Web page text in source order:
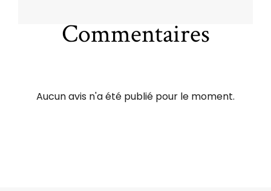
Commentaires
Aucun avis n'a été publié pour le moment.